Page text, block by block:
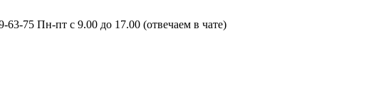
63-75 Пн-пт с 9.00 до 17.00 (отвечаем в чате)